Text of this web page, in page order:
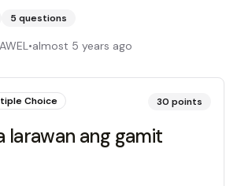
5 questions
•almost 5 years ago
Choice 30 points
larawan ang gamit